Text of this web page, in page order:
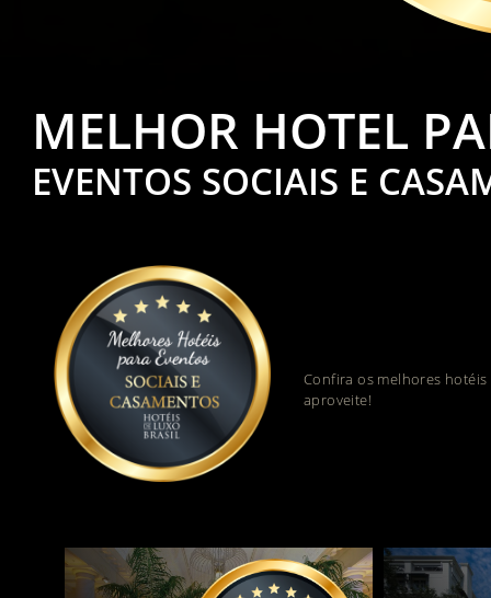
MELHOR HOTEL
EVENTOS SOCIAIS E
Confira os melhores hotéis
aproveite!